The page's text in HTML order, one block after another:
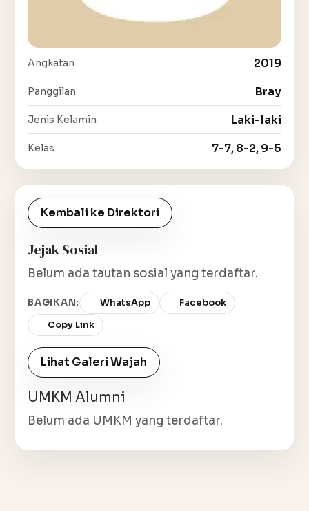
Angkatan 2019
Panggilan Bray
Jenis Kelamin Laki-laki
Kelas 7-7, 8-2, 9-5
Kembali ke Direktori
Jejak Sosial
Belum ada tautan sosial yang terdaftar.
BAGIKAN: WhatsApp
Facebook
Copy Link
Lihat Galeri Wajah
UMKM Alumni
Belum ada UMKM yang terdaftar.